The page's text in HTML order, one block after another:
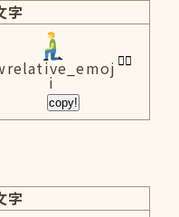
字
i
copy!
字